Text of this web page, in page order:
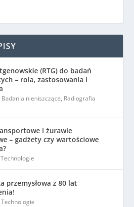
(RTG) do badań
– rola, zastosowania i
Badania nieniszczące, Radiografia
i żurawie
– gadżety czy wartościowe
Technologie
przemysłowa z 80 lat
Technologie